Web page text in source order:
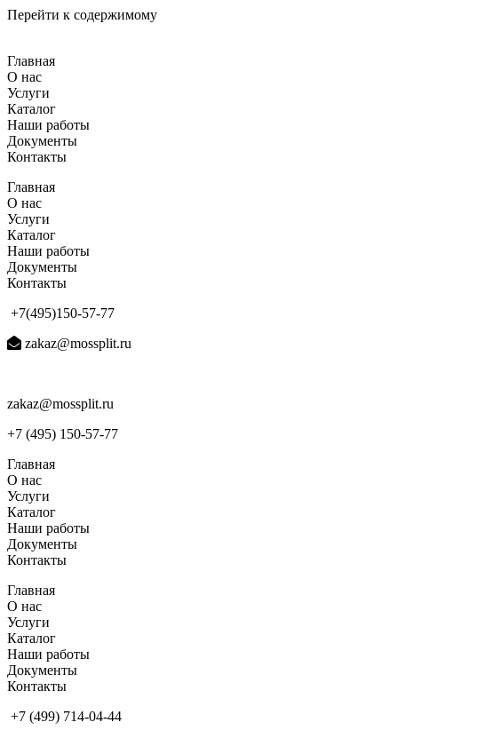
Перейти к содержимому
Главная
О нас
Услуги
Каталог
Наши работы
Документы
Контакты
Главная
О нас
Услуги
Каталог
Наши работы
Документы
Контакты
+7(495)150-57-77
zakaz@mossplit.ru
zakaz@mossplit.ru
+7 (495) 150-57-77
Главная
О нас
Услуги
Каталог
Наши работы
Документы
Контакты
Главная
О нас
Услуги
Каталог
Наши работы
Документы
Контакты
+7 (499) 714-04-44